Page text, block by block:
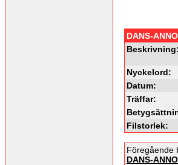
DANS-
Beskrivning:
Nyckelord:
Datum:
Träffar:
Filstorlek:
Föregående
DANS-